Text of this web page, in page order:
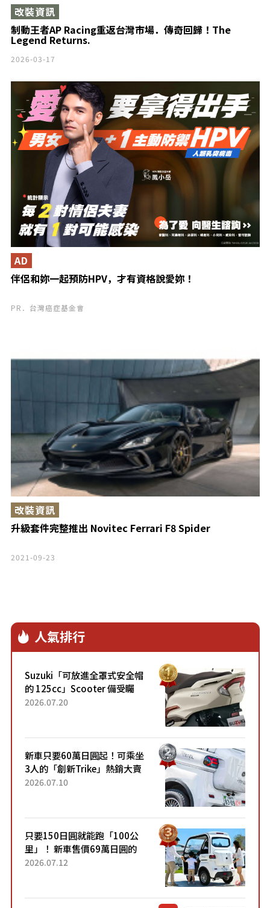
制動王者AP Racing重返台灣市場．傳奇回歸！The
Legend Returns.
改裝資訊
2026-03-17
伴侶和妳一起預防HPV，才有資格說愛妳！
AD
PR．台灣癌症基金會
升級套件完整推出 Novitec Ferrari F8 Spider
改裝資訊
2021-09-23
人氣排行
Suzuki「可放進全罩式安全帽
的 125cc」Scooter 備受矚
目！採用全新流線設計與各項
2026.07.20
新車只要60萬日圓起！可乘坐
3人的「創新Trike」熱銷大賣
成為人氣車款！「養車成本真
2026.07.10
只要150日圓就能跑「100公
里」！ 新車售價69萬日圓的
「3人座」Trike大受歡迎！ 順
2026.07.12